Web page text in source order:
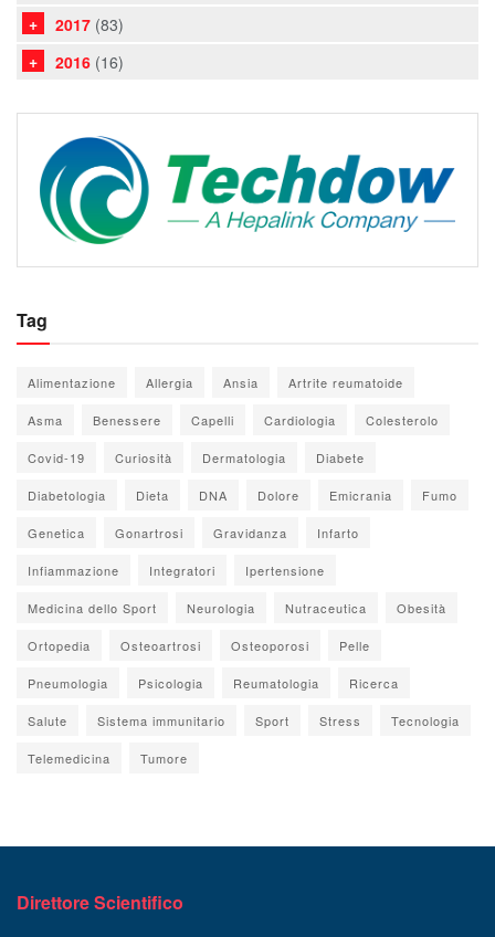
2017 (83)
2016 (16)
Tag
Alimentazione Allergia Ansia Artrite reumatoide
Asma Benessere Capelli Cardiologia Colesterolo
Covid-19 Curiosità Dermatologia Diabete
Diabetologia Dieta DNA Dolore Emicrania Fumo
Genetica Gonartrosi Gravidanza Infarto
Infiammazione Integratori Ipertensione
Medicina dello Sport Neurologia Nutraceutica Obesità
Ortopedia Osteoartrosi Osteoporosi Pelle
Pneumologia Psicologia Reumatologia Ricerca
Salute Sistema immunitario Sport Stress Tecnologia
Telemedicina Tumore
Direttore Scientifico